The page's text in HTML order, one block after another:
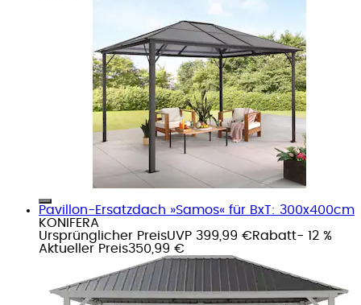
Pavillon-Ersatzdach »Samos« für BxT: 300x400cm
KONIFERA
Ursprünglicher PreisUVP 399,99 €Rabatt- 12 %
Aktueller Preis350,99 €